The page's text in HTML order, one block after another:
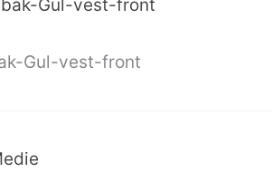
Gul-vest-front